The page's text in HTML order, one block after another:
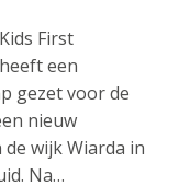
First
een
gezet voor de
nieuw
wijk Wiarda in
Na…